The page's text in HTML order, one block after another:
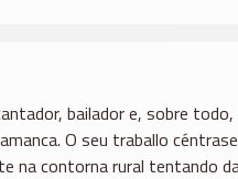
bailador e, sobre
O seu traballo
na contorna rural tentando